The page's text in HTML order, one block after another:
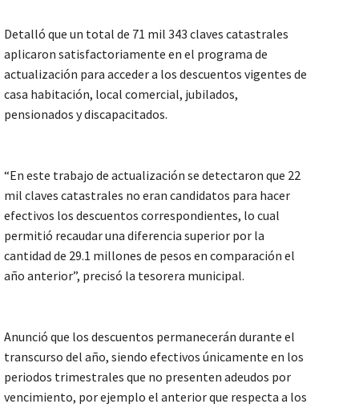
Detalló que un total de 71 mil 343 claves catastrales
aplicaron satisfactoriamente en el programa de
actualización para acceder a los descuentos vigentes de
casa habitación, local comercial, jubilados,
pensionados y discapacitados.
“En este trabajo de actualización se detectaron que 22
mil claves catastrales no eran candidatos para hacer
efectivos los descuentos correspondientes, lo cual
permitió recaudar una diferencia superior por la
cantidad de 29.1 millones de pesos en comparación el
año anterior”, precisó la tesorera municipal.
Anunció que los descuentos permanecerán durante el
transcurso del año, siendo efectivos únicamente en los
periodos trimestrales que no presenten adeudos por
vencimiento, por ejemplo el anterior que respecta a los